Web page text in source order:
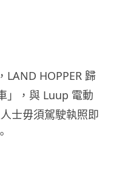
LAND HOPPER 歸
」，與 Luup 電動
士毋須駕駛執照即